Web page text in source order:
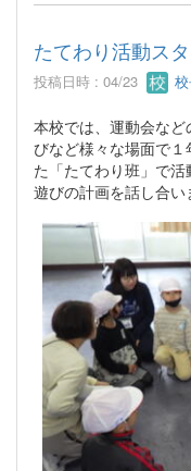
たてわり活動スタ
投稿日時 : 04/23
本校では、運動会な
びなど様々な場面で
た「たてわり班」で活
遊びの計画を話し合い